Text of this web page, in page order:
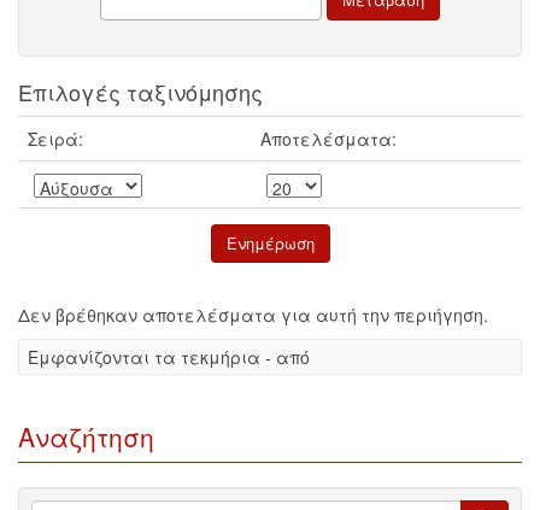
Επιλογές ταξινόμησης
Σειρά: Αποτελέσματα:
Δεν βρέθηκαν αποτελέσματα για αυτή την περιήγηση.
Eμφανίζονται τα τεκμήρια - από
Αναζήτηση